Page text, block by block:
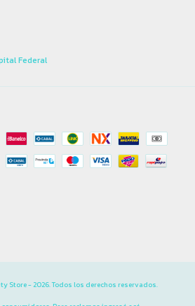
Federal
Store - 2026. Todos los derechos reservados.